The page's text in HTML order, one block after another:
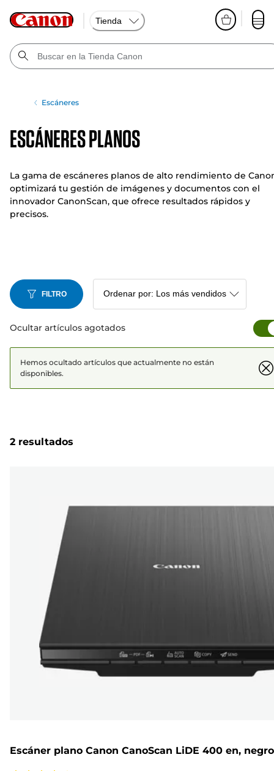
Tienda
Escáneres
Escáneres planos
La gama de escáneres planos de alto rendimiento de
optimizará tu gestión de imágenes y documentos con el
innovador CanonScan, que ofrece resultados rápidos y
precisos.
FILTRO
Ocultar artículos agotados
Hemos ocultado artículos que actualmente no están
disponibles.
2 resultados
Escáner plano Canon CanoScan LiDE 400 en, negro